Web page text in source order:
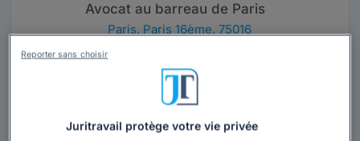
Avocat au barreau de Paris
Paris, Paris 16ème, 75016
Juritravail protège votre vie privée
Reporter sans choisir